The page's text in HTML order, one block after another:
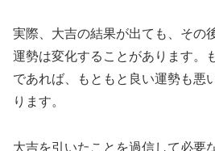
実際、大吉の結果が出ても、その
運勢は変化することがあります。
であれば、もともと良い運勢も悪
ります。
大吉を引いたことを過信して必要